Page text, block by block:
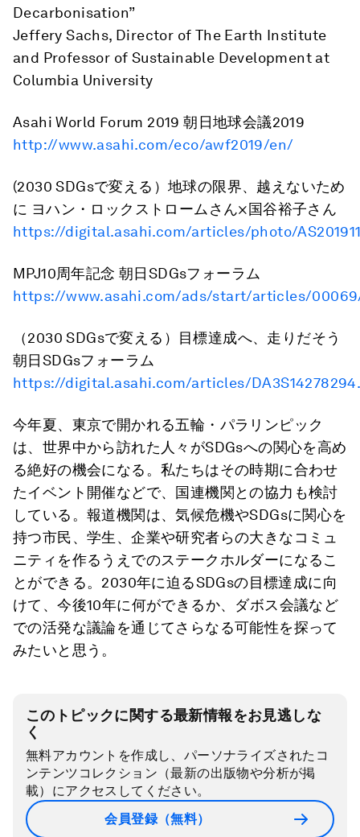
Decarbonisation”
Jeffery Sachs, Director of The Earth Institute
and Professor of Sustainable Development at
Columbia University
Asahi World Forum 2019 朝日地球会議2019
http://www.asahi.com/eco/awf2019/en/
(2030 SDGsで変える）地球の限界、越えないため
に ヨハン・ロックストロームさん×国谷裕子さん
https://digital.asahi.com/articles/photo/
MPJ10周年記念 朝日SDGsフォーラム
https://www.asahi.com/ads/start/articles/
（2030 SDGsで変える）目標達成へ、走りだそう
朝日SDGsフォーラム
https://digital.asahi.com/articles/
今年夏、東京で開かれる五輪・パラリンピック
は、世界中から訪れた人々がSDGsへの関心を高め
る絶好の機会になる。私たちはその時期に合わせ
たイベント開催などで、国連機関との協力も検討
している。報道機関は、気候危機やSDGsに関心を
持つ市民、学生、企業や研究者らの大きなコミュ
ニティを作るうえでのステークホルダーになるこ
とができる。2030年に迫るSDGsの目標達成に向
けて、今後10年に何ができるか、ダボス会議など
での活発な議論を通じてさらなる可能性を探って
みたいと思う。
このトピックに関する最新情報をお見逃しな
く
無料アカウントを作成し、パーソナライズされたコ
ンテンツコレクション（最新の出版物や分析が掲
載）にアクセスしてください。
会員登録（無料）